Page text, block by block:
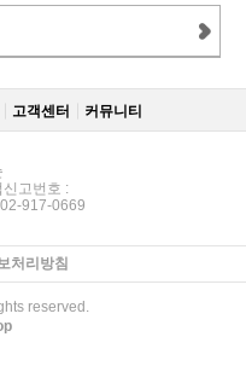
고객센터 커뮤니티
고번호 :
917-0669
처리방침
reserved.